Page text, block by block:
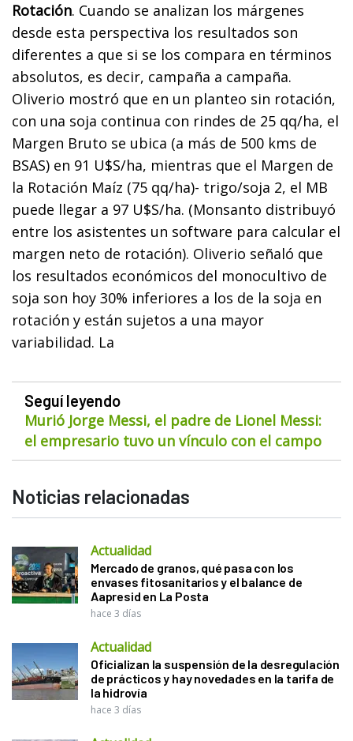
Rotación. Cuando se analizan los márgenes
desde esta perspectiva los resultados son
diferentes a que si se los compara en términos
absolutos, es decir, campaña a campaña.
Oliverio mostró que en un planteo sin rotación,
con una soja continua con rindes de 25 qq/ha, el
Margen Bruto se ubica (a más de 500 kms de
BSAS) en 91 U$S/ha, mientras que el Margen de
la Rotación Maíz (75 qq/ha)- trigo/soja 2, el MB
puede llegar a 97 U$S/ha. (Monsanto distribuyó
entre los asistentes un software para calcular el
margen neto de rotación). Oliverio señaló que
los resultados económicos del monocultivo de
soja son hoy 30% inferiores a los de la soja en
rotación y están sujetos a una mayor
variabilidad. La
Seguí leyendo
Murió Jorge Messi, el padre de Lionel Messi:
el empresario tuvo un vínculo con el campo
Noticias relacionadas
Actualidad
Mercado de granos, qué pasa con los
envases fitosanitarios y el balance de
Aapresid en La Posta
hace 3 días
Actualidad
Oficializan la suspensión de la desregulación
de prácticos y hay novedades en la tarifa de
la hidrovía
hace 3 días